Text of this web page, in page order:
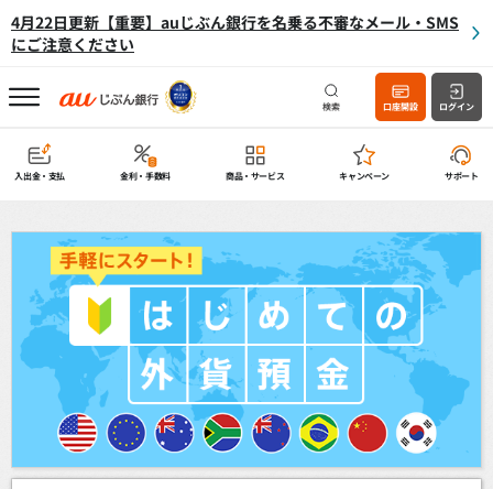
4月22日更新【重要】auじぶん銀行を名乗る不審なメール・SMS
にご注意ください
検索 口座開設 ログイン
入出金・支払 金利・手数料 商品・サービス キャンペーン サポート